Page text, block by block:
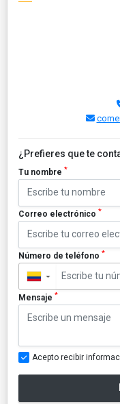
¿Prefieres que te
Tu nombre *
Correo electrónico *
Número de teléfono *
▼
Mensaje *
Acepto recibir